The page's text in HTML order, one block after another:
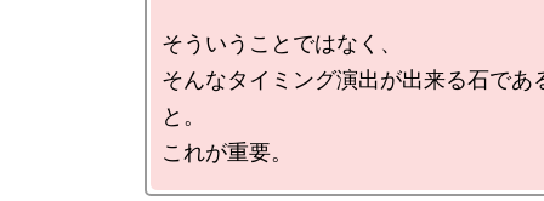
そういうことではなく、
そんなタイミング演出が出来る石であ
と。